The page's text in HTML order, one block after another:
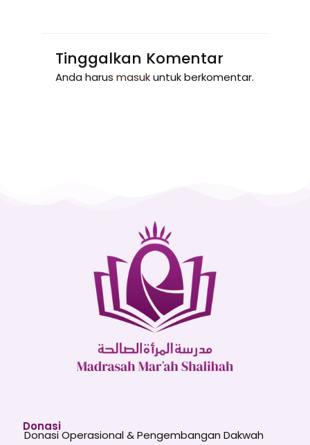
Tinggalkan Komentar
Anda harus masukuntuk berkomentar.
Donasi
Donasi Operasional & Pengembangan Dakwah